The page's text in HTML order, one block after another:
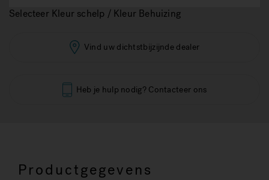
Selecteer Kleur schelp / Kleur Behuizing
Vind uw dichtstbijzijnde dealer
Heb je hulp nodig? Contacteer ons
Productgegevens